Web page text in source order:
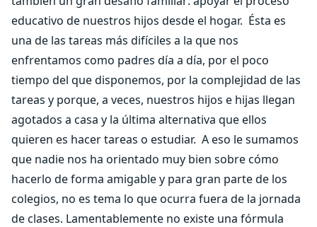
educativo de nuestros hijos desde el hogar. Ésta es
una de las tareas más difíciles a la que nos
enfrentamos como padres día a día, por el poco
tiempo del que disponemos, por la complejidad de las
tareas y porque, a veces, nuestros hijos e hijas llegan
agotados a casa y la última alternativa que ellos
quieren es hacer tareas o estudiar. A eso le sumamos
que nadie nos ha orientado muy bien sobre cómo
hacerlo de forma amigable y para gran parte de los
colegios, no es tema lo que ocurra fuera de la jornada
de clases. Lamentablemente no existe una fórmula